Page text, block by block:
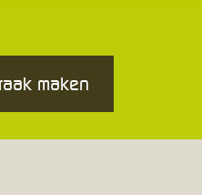
maken